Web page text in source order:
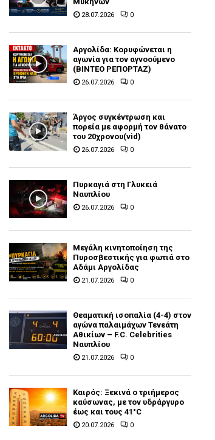
28.07.2026 0
Αργολίδα: Κορυφώνεται η
αγωνία για τον αγνοούμενο
(ΒΙΝΤΕΟ ΡΕΠΟΡΤΑΖ)
26.07.2026 0
Άργος συγκέντρωση και
πορεία με αφορμή τον θάνατο
του 20χρονου(vid)
26.07.2026 0
Πυρκαγιά στη Γλυκειά
Ναυπλίου
26.07.2026 0
Μεγάλη κινητοποίηση της
Πυροσβεστικής για φωτιά στο
Αδάμι Αργολίδας
21.07.2026 0
Θεαματική ισοπαλία (4-4) στον
αγώνα παλαιμάχων Τενεάτη
Αθικίων – F.C. Celebrities
Ναυπλίου
21.07.2026 0
Καιρός: Ξεκινά ο τριήμερος
καύσωνας, με τον υδράργυρο
έως και τους 41°C
20.07.2026 0